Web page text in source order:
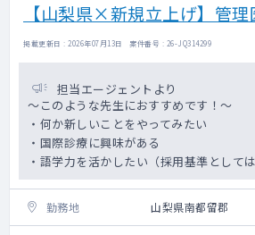
【山梨県×新規立上げ】管
掲載更新日 : 2026年07月13日 案件番号 : 26-JQ314299
担当エージェントより
～このような先生におすすめです！～
・何か新しいことをやってみたい
・国際診療に興味がある
・語学力を活かしたい（採用基準としては
勤務地 山梨県南都留郡